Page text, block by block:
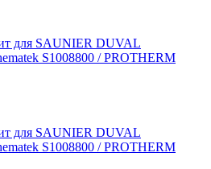
для SAUNIER DUVAL
S1008800 / PROTHERM
для SAUNIER DUVAL
S1008800 / PROTHERM